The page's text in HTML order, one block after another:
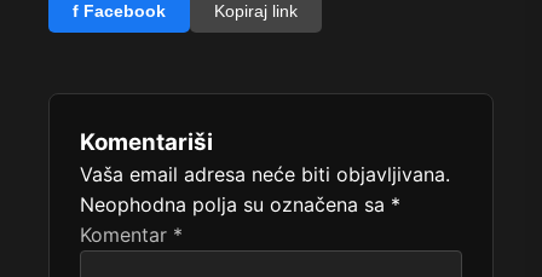
f Facebook Kopiraj link
Komentariši
Vaša email adresa neće biti objavljivana.
Neophodna polja su označena sa *
Komentar *